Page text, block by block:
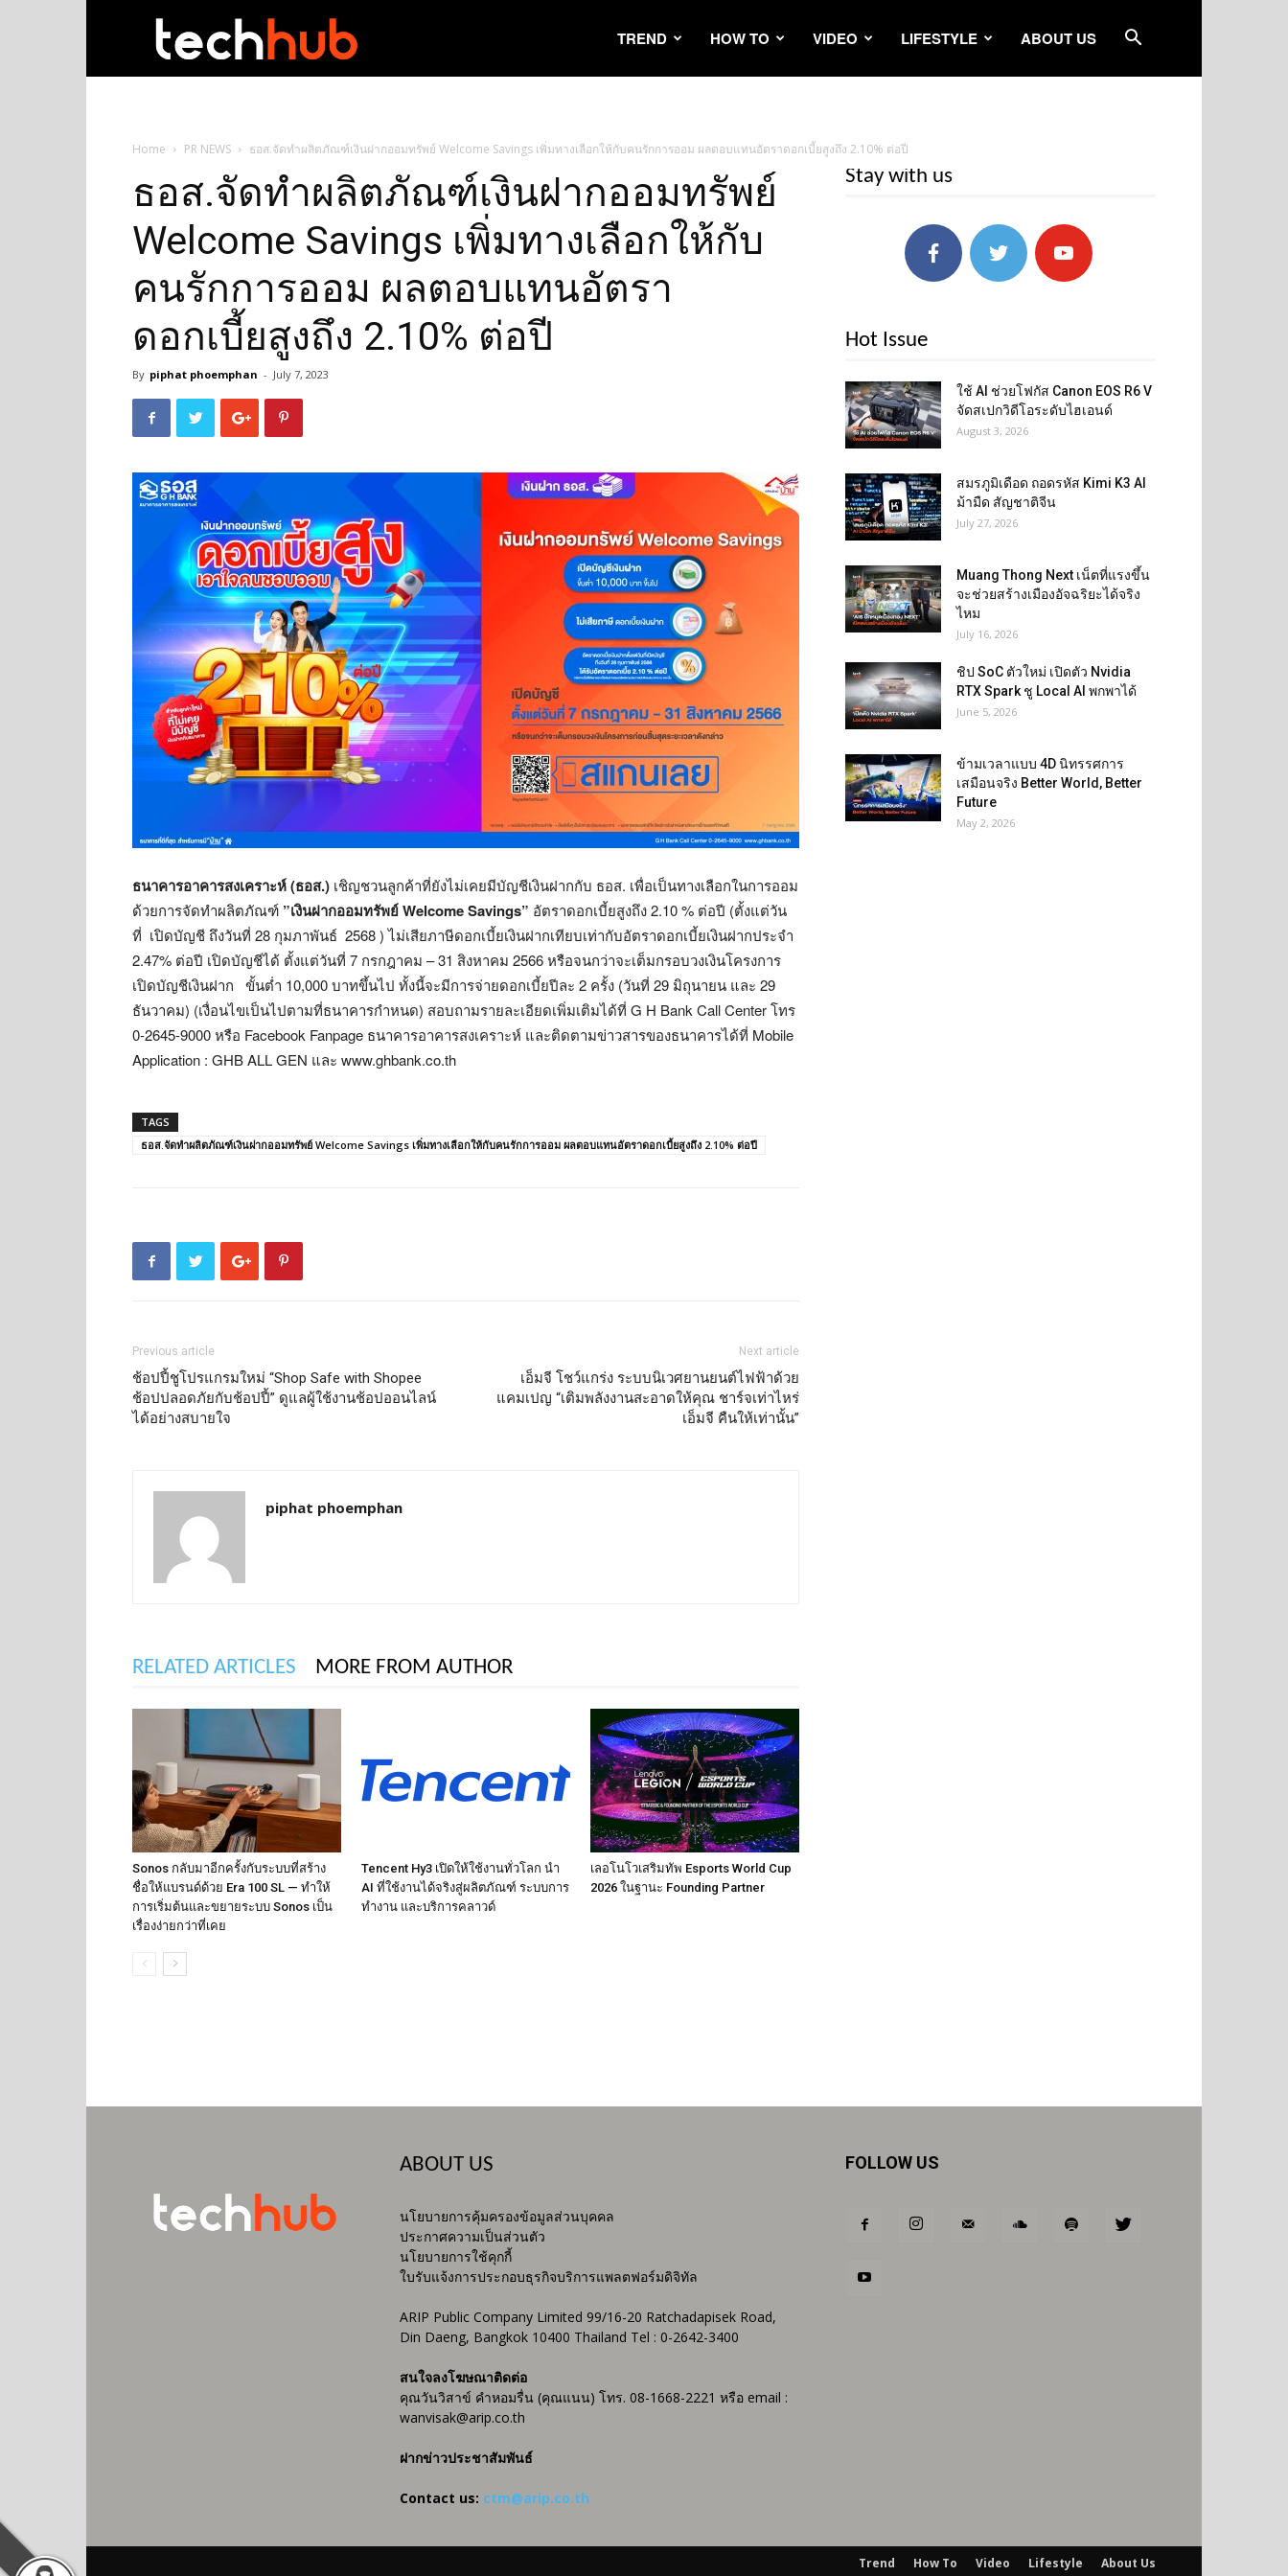
TREND HOW TO VIDEO LIFESTYLE ABOUT US
Home PR NEWS ธอส.จัดทำผลิตภัณฑ์เงินฝากออมทรัพย์ Welcome Savings เพิ่มทางเลือกให้กับคนรักการออม ผลตอบแทนอัตราดอกเบี้ยสูงถึง 2.10% ต่อปี
ธอส.จัดทำผลิตภัณฑ์เงินฝากออมทรัพย์
Welcome Savings เพิ่มทางเลือกให้กับ
คนรักการออม ผลตอบแทนอัตรา
ดอกเบี้ยสูงถึง 2.10% ต่อปี
By piphat phoemphan - July 7, 2023
ธนาคารอาคารสงเคราะห์ (ธอส.) เชิญชวนลูกค้าที่ยังไม่เคยมีบัญชีเงินฝากกับ ธอส. เพื่อเป็นทางเลือกในการออม
ด้วยการจัดทำผลิตภัณฑ์ ”เงินฝากออมทรัพย์ Welcome Savings” อัตราดอกเบี้ยสูงถึง 2.10 % ต่อปี (ตั้งแต่วัน
ที่ เปิดบัญชี ถึงวันที่ 28 กุมภาพันธ์ 2568 ) ไม่เสียภาษีดอกเบี้ยเงินฝากเทียบเท่ากับอัตราดอกเบี้ยเงินฝากประจำ
2.47% ต่อปี เปิดบัญชีได้ ตั้งแต่วันที่ 7 กรกฎาคม – 31 สิงหาคม 2566 หรือจนกว่าจะเต็มกรอบวงเงินโครงการ
เปิดบัญชีเงินฝาก ขั้นต่ำ 10,000 บาทขึ้นไป ทั้งนี้จะมีการจ่ายดอกเบี้ยปีละ 2 ครั้ง (วันที่ 29 มิถุนายน และ 29
ธันวาคม) (เงื่อนไขเป็นไปตามที่ธนาคารกำหนด) สอบถามรายละเอียดเพิ่มเติมได้ที่ G H Bank Call Center โทร
0-2645-9000 หรือ Facebook Fanpage ธนาคารอาคารสงเคราะห์ และติดตามข่าวสารของธนาคารได้ที่ Mobile
Application : GHB ALL GEN และ www.ghbank.co.th
TAGS
ธอส.จัดทำผลิตภัณฑ์เงินฝากออมทรัพย์ Welcome Savings เพิ่มทางเลือกให้กับคนรักการออม ผลตอบแทนอัตราดอกเบี้ยสูงถึง 2.10% ต่อปี
Previous article
ช้อปปี้ชูโปรแกรมใหม่ “Shop Safe with Shopee
ช้อปปลอดภัยกับช้อปปี้” ดูแลผู้ใช้งานช้อปออนไลน์
ได้อย่างสบายใจ
Next article
เอ็มจี โชว์แกร่ง ระบบนิเวศยานยนต์ไฟฟ้าด้วย
แคมเปญ “เติมพลังงานสะอาดให้คุณ ชาร์จเท่าไหร่
เอ็มจี คืนให้เท่านั้น”
piphat phoemphan
RELATED ARTICLES MORE FROM AUTHOR
Sonos กลับมาอีกครั้งกับระบบที่สร้าง
ชื่อให้แบรนด์ด้วย Era 100 SL — ทำให้
การเริ่มต้นและขยายระบบ Sonos เป็น
เรื่องง่ายกว่าที่เคย
Tencent Hy3 เปิดให้ใช้งานทั่วโลก นำ
AI ที่ใช้งานได้จริงสู่ผลิตภัณฑ์ ระบบการ
ทำงาน และบริการคลาวด์
เลอโนโวเสริมทัพ Esports World Cup
2026 ในฐานะ Founding Partner
Stay with us
Hot Issue
ใช้ AI ช่วยโฟกัส Canon EOS R6 V
จัดสเปกวิดีโอระดับไฮเอนด์
August 3, 2026
สมรภูมิเดือด ถอดรหัส Kimi K3 AI
ม้ามืด สัญชาติจีน
July 27, 2026
Muang Thong Next เน็ตที่แรงขึ้น
จะช่วยสร้างเมืองอัจฉริยะได้จริง
ไหม
July 16, 2026
ชิป SoC ตัวใหม่ เปิดตัว Nvidia
RTX Spark ชู Local AI พกพาได้
June 5, 2026
ข้ามเวลาแบบ 4D นิทรรศการ
เสมือนจริง Better World, Better
Future
May 2, 2026
ABOUT US
นโยบายการคุ้มครองข้อมูลส่วนบุคคล
ประกาศความเป็นส่วนตัว
นโยบายการใช้คุกกี้
ใบรับแจ้งการประกอบธุรกิจบริการแพลตฟอร์มดิจิทัล
ARIP Public Company Limited 99/16-20 Ratchadapisek Road,
Din Daeng, Bangkok 10400 Thailand Tel : 0-2642-3400
สนใจลงโฆษณาติดต่อ
คุณวันวิสาข์ คำหอมรื่น (คุณแนน) โทร. 08-1668-2221 หรือ email :
wanvisak@arip.co.th
ฝากข่าวประชาสัมพันธ์
Contact us: ctm@arip.co.th
FOLLOW US
Trend How To Video Lifestyle About Us